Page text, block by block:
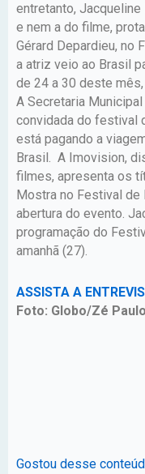
entretanto,
e nem a do filme,
Gérard Depardieu, no
a atriz veio ao Brasil
de 24 a 30 deste mês,
A Secretaria
convidada do festival
está pagando a
Brasil. A Imovision,
filmes, apresenta os
Mostra no Festival de
abertura do evento.
programação do
amanhã (27).
ASSISTA A
Foto: Globo/Zé
Gostou desse